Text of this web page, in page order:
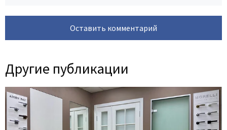
Оставить комментарий
Другие публикации
14 Июля 2026